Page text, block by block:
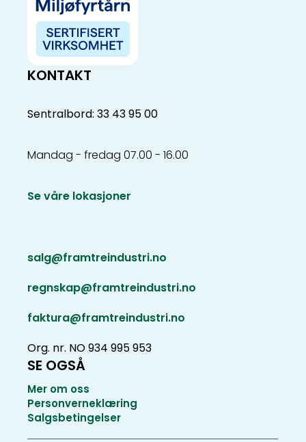
KONTAKT
Sentralbord: 33 43 95 00
Mandag - fredag 07.00 - 16.00
Se våre lokasjoner
salg@framtreindustri.no
regnskap@framtreindustri.no
faktura@framtreindustri.no
Org. nr. NO 934 995 953
SE OGSÅ
Mer om oss
Personverneklæring
Salgsbetingelser